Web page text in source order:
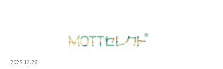
2025.12.26